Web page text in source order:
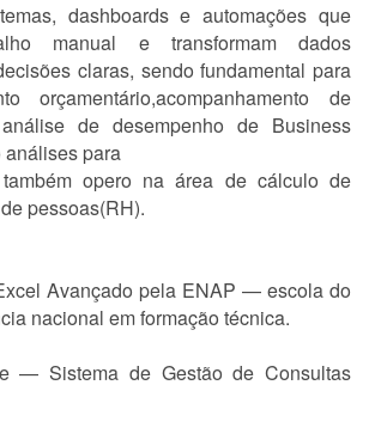
dashboards e automações que
manual e transformam dados
claras, sendo fundamental para
orçamentário,acompanhamento de
de desempenho de Business
para
opero na área de cálculo de
pessoas(RH).
Avançado pela ENAP — escola do
nacional em formação técnica.
— Sistema de Gestão de Consultas